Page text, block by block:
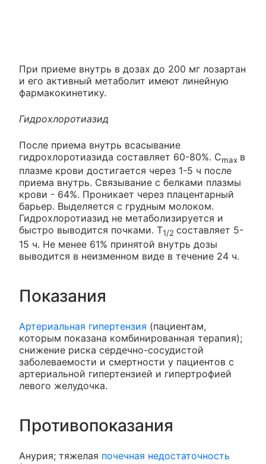
При приеме внутрь в дозах до 200 мг лозартан
и его активный метаболит имеют линейную
фармакокинетику.
Гидрохлоротиазид
После приема внутрь всасывание
гидрохлоротиазида составляет 60-80%. Cmax в
плазме крови достигается через 1-5 ч после
приема внутрь. Связывание с белками плазмы
крови - 64%. Проникает через плацентарный
барьер. Выделяется с грудным молоком.
Гидрохлоротиазид не метаболизируется и
быстро выводится почками. T1/2 составляет 5-
15 ч. Не менее 61% принятой внутрь дозы
выводится в неизменном виде в течение 24 ч.
Показания
Артериальная гипертензия (пациентам,
которым показана комбинированная терапия);
снижение риска сердечно-сосудистой
заболеваемости и смертности у пациентов с
артериальной гипертензией и гипертрофией
левого желудочка.
Противопоказания
Анурия; тяжелая почечная недостаточность